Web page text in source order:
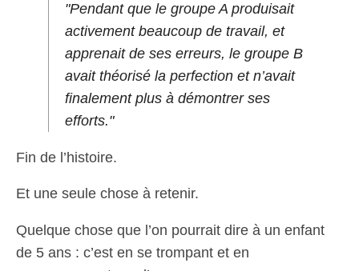
"Pendant que le groupe A produisait
activement beaucoup de travail, et
apprenait de ses erreurs, le groupe B
avait théorisé la perfection et n’avait
finalement plus à démontrer ses
efforts."
Fin de l’histoire.
Et une seule chose à retenir.
Quelque chose que l’on pourrait dire à un enfant
de 5 ans : c’est en se trompant et en